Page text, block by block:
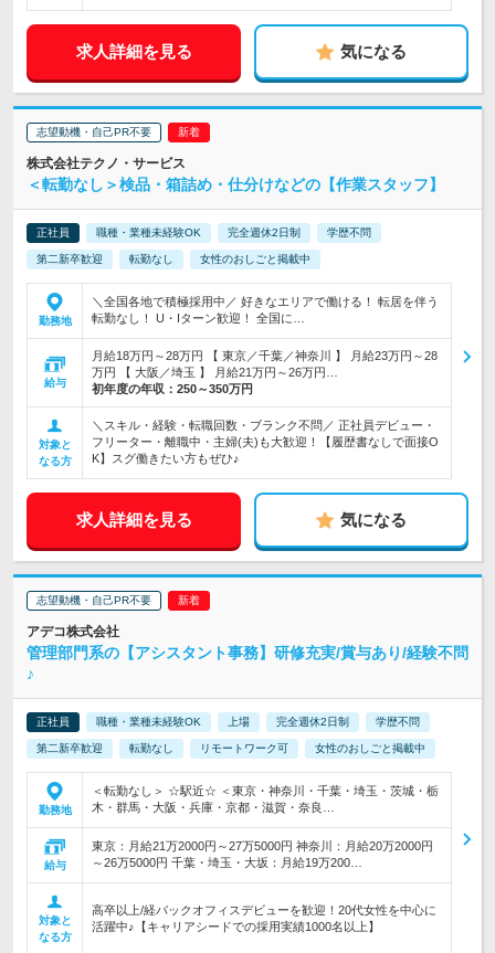
求人詳細を見る 気になる
志望動機・自己PR不要
株式会社テクノ・サービス
＜転勤なし＞検品・箱詰め・仕分けなどの【作業スタッフ】
正社員 職種・業種未経験OK 完全週休2日制 学歴不問
第二新卒歓迎 転勤なし 女性のおしごと掲載中
勤務地
＼全国各地で積極採用中／ 好きなエリアで働ける！ 転居を伴う
転勤なし！ U・Iターン歓迎！ 全国に…
給与
月給18万円～28万円 【 東京／千葉／神奈川 】 月給23万円～28
万円 【 大阪／埼玉 】 月給21万円～26万円…
初年度の年収： 250～350万円
対象と
なる方
＼スキル・経験・転職回数・ブランク不問／ 正社員デビュー・
フリーター・離職中・主婦(夫)も大歓迎！【履歴書なしで面接O
K】スグ働きたい方もぜひ♪
求人詳細を見る 気になる
志望動機・自己PR不要
アデコ株式会社
管理部門系の【アシスタント事務】研修充実/賞与あり/経験不問
♪
正社員 職種・業種未経験OK 上場 完全週休2日制 学歴不問
第二新卒歓迎 転勤なし リモートワーク可 女性のおしごと掲載中
勤務地
＜転勤なし＞ ☆駅近☆ ＜東京・神奈川・千葉・埼玉・茨城・栃
木・群馬・大阪・兵庫・京都・滋賀・奈良…
給与
東京：月給21万2000円～27万5000円 神奈川：月給20万2000円
～26万5000円 千葉・埼玉・大坂：月給19万200…
対象と
なる方
高卒以上/経バックオフィスデビューを歓迎！20代女性を中心に
活躍中♪【キャリアシードでの採用実績1000名以上】